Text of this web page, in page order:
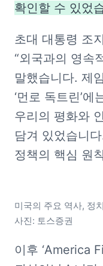
확인할 수 있었
초대 대통령 조
“외국과의 영속
말했습니다. 제
‘먼로 독트린’
우리의 평화와
담겨 있었습니
정책의 핵심 원
미국의 주요 역사, 정
사진: 토스증권
이후 ‘America